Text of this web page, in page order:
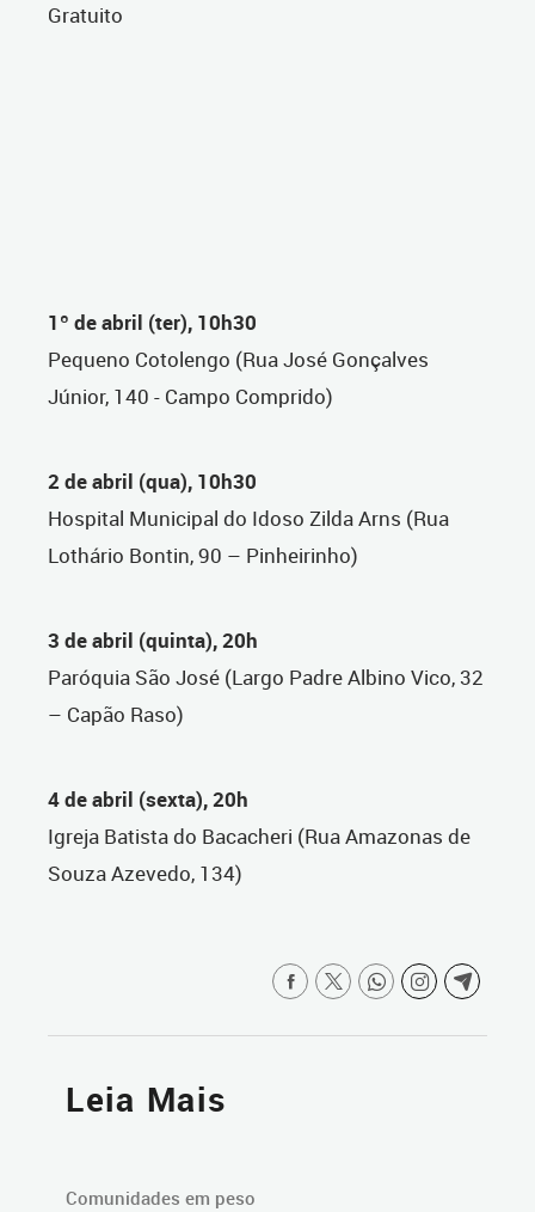
Gratuito
1º de abril (ter), 10h30
Pequeno Cotolengo (Rua José Gonçalves
Júnior, 140 - Campo Comprido)
2 de abril (qua), 10h30
Hospital Municipal do Idoso Zilda Arns (Rua
Lothário Bontin, 90 – Pinheirinho)
3 de abril (quinta), 20h
Paróquia São José (Largo Padre Albino Vico, 32
– Capão Raso)
4 de abril (sexta), 20h
Igreja Batista do Bacacheri (Rua Amazonas de
Souza Azevedo, 134)
Leia Mais
Comunidades em peso